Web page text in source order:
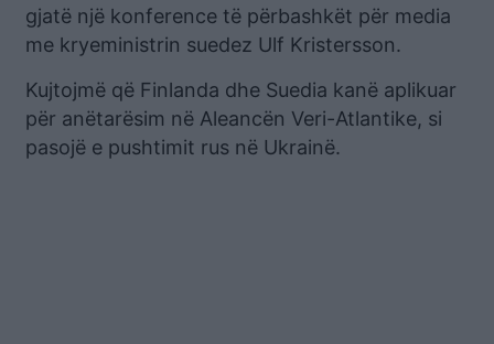
gjatë një konference të përbashkët për media
me kryeministrin suedez Ulf Kristersson.
Kujtojmë që Finlanda dhe Suedia kanë aplikuar
për anëtarësim në Aleancën Veri-Atlantike, si
pasojë e pushtimit rus në Ukrainë.